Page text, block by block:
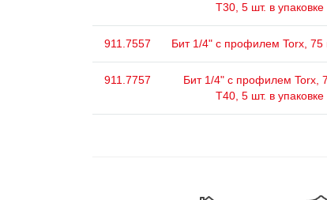
Т30, 5 шт. в упаковке
911.7557 Бит 1/4" с профилем Torx,
911.7757
Бит 1/4" с профилем Torx,
Т40, 5 шт. в упаковке